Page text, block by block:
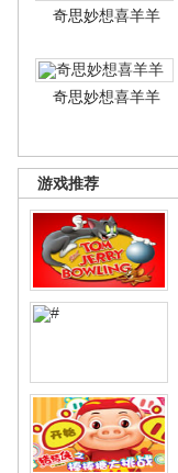
奇思妙想喜羊羊
奇思妙想喜羊羊
游戏推荐